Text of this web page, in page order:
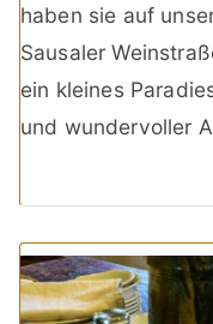
haben sie auf
Sausaler
ein kleines
und wundervoller